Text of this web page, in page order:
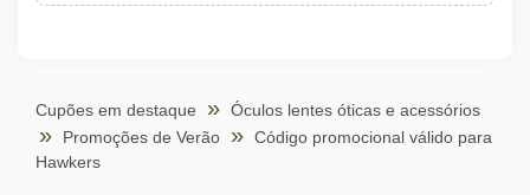
Cupões em destaque
Óculos lentes óticas e acessórios
Promoções de Verão
Código promocional válido para
Hawkers